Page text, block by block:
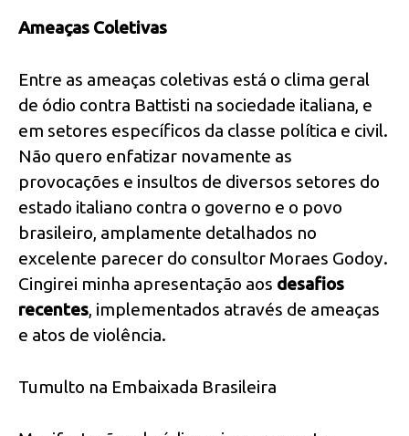
Ameaças Coletivas
Entre as ameaças coletivas está o clima geral
de ódio contra Battisti na sociedade italiana, e
em setores específicos da classe política e civil.
Não quero enfatizar novamente as
provocações e insultos de diversos setores do
estado italiano contra o governo e o povo
brasileiro, amplamente detalhados no
excelente parecer do consultor Moraes Godoy.
Cingirei minha apresentação aos desafios
recentes, implementados através de ameaças
e atos de violência.
Tumulto na Embaixada Brasileira